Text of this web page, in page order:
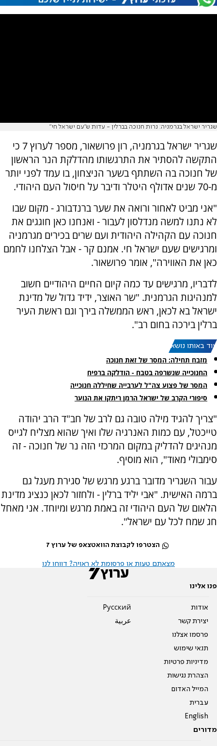
שגריר ישראל בגרמניה: נרות חנוכה בברלין - עדות ש"עם ישראל חי"
שגריר ישראל בגרמניה, רון פרושאור, מספר לערוץ 7 כי
התקשה להסתיר את התרגשותו מהדלקת הנר הראשון
של חנוכה בה השתתף בשער הניצחון, בו עמד לפני יותר
מ-70 שנים אדולף היטלר ודיבר על חיסול העם היהודי.
"אני מביט לאחור ורואה את שער ברנדבורג - מקום שבו
לא נתנו למשה מנדלסון לעבור - ואנחנו כאן חוגגים את
חנוכה עם הקהילה היהודית ועם שרים בכירים מגרמניה
ומרגישים שעם ישראל חי. אמנם קר - אבל הצלחנו לחמם
כאן את האווירה", אומר פרושאור.
לדבריו, מרגישים עד כמה קיום החיים היהודיים חשוב
למנהיגות הגרמנית. "שר האוצר, ידיד גדול של מדינת
ישראל בא לכאן, ראש הממשלה בירך וגם ראשת העיר
ברלין בירכה בחום רב".
עוד באותו נושא:
מזבח תחילה: המסר של זאת חנוכה
החנוכייה שנשרפה בטבח - הודלקה ברפיח
המסר של פצוע צה"ל לערבייה שחיללה חנוכייה
סיפורי הקרב של ישראל הרמן ריתקו את הנוער
"צריך להגיד מילה טובה גם לרב של חב"ד הרב יהודה
טייכטל, עם כמות האנרגיה שלו ואיך שהוא מצליח לגייס
מנהיגים להדליק במקום המרכזי הזה נר של חנוכה - זה
סימבולי מאוד", הוא מוסיף.
עבור השגריר מדובר ברגע מרגש של סגירת מעגל גם
ברמה האישית. "אבי יליד ברלין - ולחזור לכאן כנציג מדינת
הלאום של העם היהודי זה באמת מרגש ומיוחד. אני מאחל
חג שמח לכל עם ישראל".
הצטרפו לקבוצת הוואטצאפ של ערוץ 7
מצאתם טעות או פרסומת לא ראויה? דווחו לנו
פנו אלינו
אודות
יצירת קשר
פרסמו אצלנו
תנאי שימוש
מדיניות פרטיות
הצהרת נגישות
המייל האדום
עברית
English
Pусский
عربية
מדורים